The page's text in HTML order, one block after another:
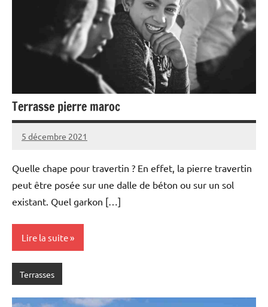
Terrasse pierre maroc
5 décembre 2021
Quelle chape pour travertin ? En effet, la pierre travertin
peut être posée sur une dalle de béton ou sur un sol
existant. Quel garkon […]
Lire la suite
Terrasses